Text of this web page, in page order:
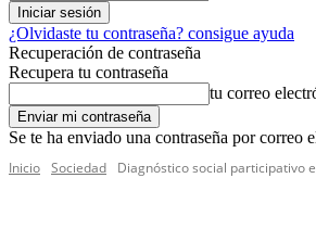
¿Olvidaste tu contraseña? consigue ayuda
Recuperación de contraseña
Recupera tu contraseña
tu correo
Se te ha enviado una contraseña por correo
Inicio Sociedad Diagnóstico social participativo